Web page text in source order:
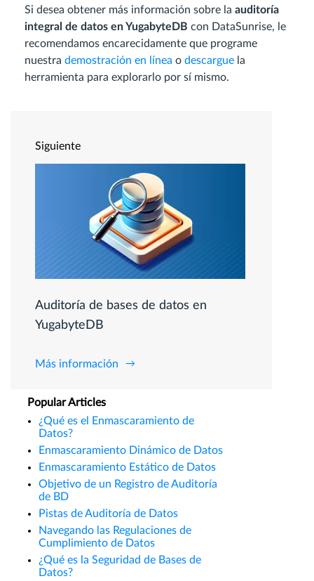
Si desea obtener más información sobre la auditoría
integral de datos en YugabyteDB con DataSunrise, le
recomendamos encarecidamente que programe
nuestra demostración en línea o descargue la
herramienta para explorarlo por sí mismo.
Siguiente
Auditoría de bases de datos en
YugabyteDB
Más información
Popular Articles
¿Qué es el Enmascaramiento de
Datos?
Enmascaramiento Dinámico de Datos
Enmascaramiento Estático de Datos
Objetivo de un Registro de Auditoría
de BD
Pistas de Auditoría de Datos
Navegando las Regulaciones de
Cumplimiento de Datos
¿Qué es la Seguridad de Bases de
Datos?